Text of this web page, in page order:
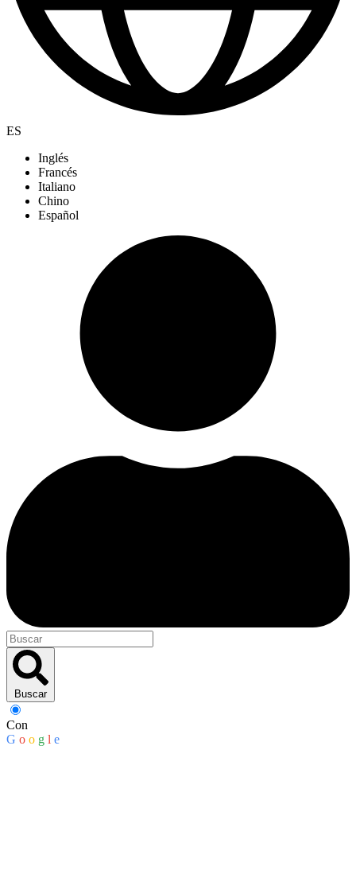
ES
Inglés
Francés
Italiano
Chino
Español
Buscar
Con
G o o g l e